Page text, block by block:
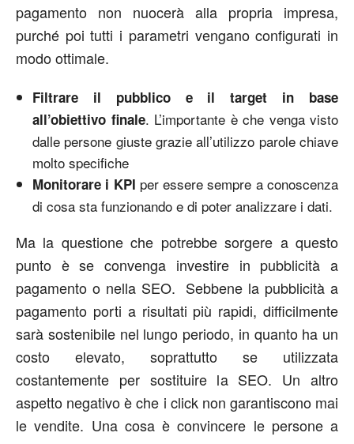
pagamento non nuocerà alla propria impresa,
purché poi tutti i parametri vengano configurati in
modo ottimale.
Filtrare il pubblico e il target in base
all’obiettivo finale. L’importante è che venga visto
dalle persone giuste grazie all’utilizzo parole chiave
molto specifiche
Monitorare i KPI per essere sempre a conoscenza
di cosa sta funzionando e di poter analizzare i dati.
Ma la questione che potrebbe sorgere a questo
punto è se convenga investire in pubblicità a
pagamento o nella SEO. Sebbene la pubblicità a
pagamento porti a risultati più rapidi, difficilmente
sarà sostenibile nel lungo periodo, in quanto ha un
costo elevato, soprattutto se utilizzata
costantemente per sostituire la SEO. Un altro
aspetto negativo è che i click non garantiscono mai
le vendite. Una cosa è convincere le persone a